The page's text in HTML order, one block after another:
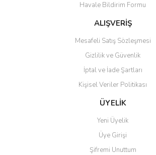
Havale Bildirim Formu
ALIŞVERİŞ
Mesafeli Satış Sözleşmesi
Gizlilik ve Güvenlik
İptal ve İade Şartları
Kişisel Veriler Politikası
ÜYELİK
Yeni Üyelik
Üye Girişi
Şifremi Unuttum